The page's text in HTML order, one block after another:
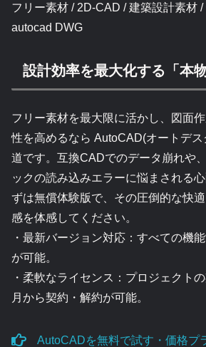
フリー素材 / 2D-CAD / 建築設計素材
autocad DWG
設計効率を最大化する「本
フリー素材を最大限に活かし、図面
性を高めるなら AutoCAD(オートデ
道です。互換CADでのデータ崩れや
ックの読み込みエラーに悩まされる
ずは無償体験版で、その圧倒的な快
感を体感してください。
・最新バージョン対応：すべての機
が可能。
・柔軟なライセンス：プロジェクト
月から契約・解約が可能。
AutoCADを無料で試す・価格プ